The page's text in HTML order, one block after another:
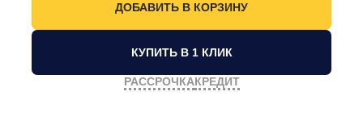
КУПИТЬ В 1 КЛИК
РАССРОЧКАКРЕДИТ